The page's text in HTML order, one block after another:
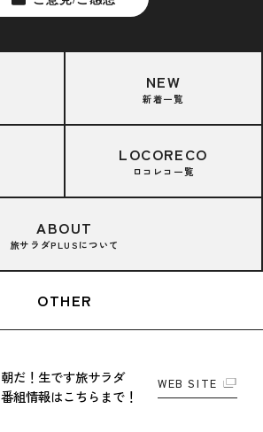
NEW
新着一覧
LOCORECO
ロコレコ一覧
ABOUT
旅サラダPLUSについて
OTHER
朝だ！生です旅サラダ
番組情報はこちらまで！
WEB SITE